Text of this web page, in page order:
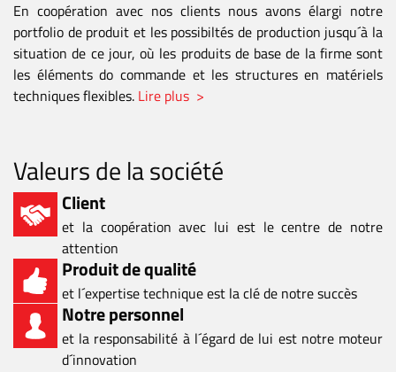
En coopération avec nos clients nous avons élargi notre
portfolio de produit et les possibiltés de production jusqu´à la
situation de ce jour, où les produits de base de la firme sont
les éléments do commande et les structures en matériels
techniques flexibles. Lire plus >
Valeurs de la société
Client
et la coopération avec lui est le centre de notre
attention
Produit de qualité
et l´expertise technique est la clé de notre succès
Notre personnel
et la responsabilité à l´égard de lui est notre moteur
d´innovation